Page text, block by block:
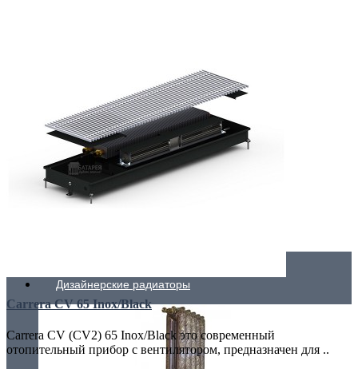
Узкие (200 мм)
Дизайнерские радиаторы
Carrera CV 65 Inox/Black
Carrera CV (CV2) 65 Inox/Black это современный
отопительный прибор с вентилятором, предназначен для ..